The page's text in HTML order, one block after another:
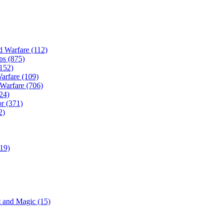
Warfare (112)
(875)
(109)
(706)
(371)
and Magic (15)